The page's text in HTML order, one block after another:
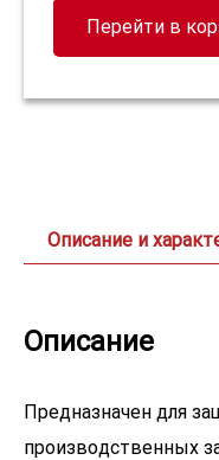
Перейти в
Описание и
Описание
Предназначен для
производственных